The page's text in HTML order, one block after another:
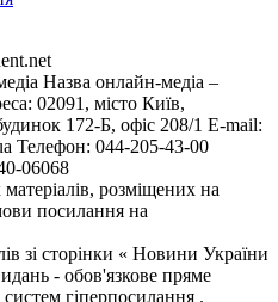
Назва онлайн-медіа –
02091, місто Київ,
172-Б, офіс 208/1 E-mail:
Телефон: 044-205-43-00
06068
розміщених на
посилання на
зі сторінки « Новини України
- обов'язкове пряме
гіперпосилання .